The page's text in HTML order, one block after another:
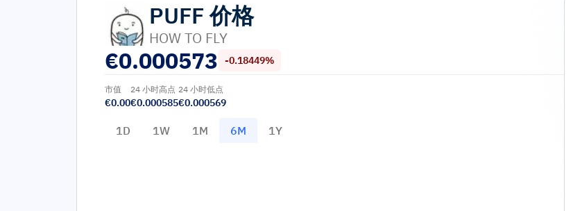
PUFF 价格
HOW TO FLY
€0.000573 -0.18449%
市值
€0.00
24 小时高点
€0.000585
24 小时低点
€0.000569
1D 1W 1M 6M 1Y